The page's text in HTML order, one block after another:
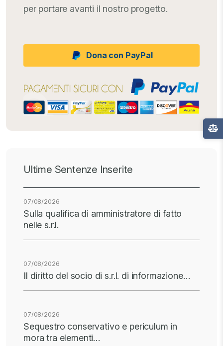
per portare avanti il nostro progetto.
Dona con PayPal
Ultime Sentenze Inserite
07/08/2026
Sulla qualifica di amministratore di fatto
nelle s.r.l.
07/08/2026
Il diritto del socio di s.r.l. di informazione…
07/08/2026
Sequestro conservativo e periculum in
mora tra elementi…